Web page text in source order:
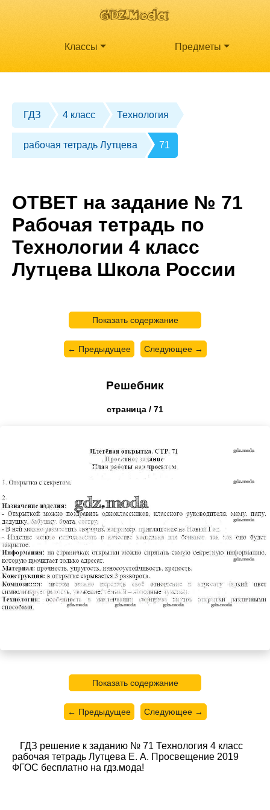
Классы Предметы
ГДЗ 4 класс Технология
рабочая тетрадь Лутцева 71
ОТВЕТ на задание № 71
Рабочая тетрадь по
Технологии 4 класс
Лутцева Школа России
Показать содержание
← Предыдущее Следующее →
Решебник
страница / 71
Показать содержание
← Предыдущее Следующее →
ГДЗ решение к заданию № 71 Технология 4 класс
рабочая тетрадь Лутцева Е. А. Просвещение 2019
ФГОС бесплатно на гдз.мода!